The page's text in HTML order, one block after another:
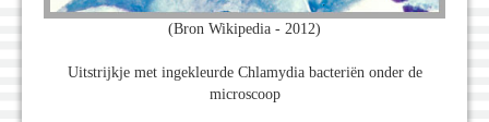
(Bron Wikipedia - 2012)
Uitstrijkje met ingekleurde Chlamydia bacteriën onder de
microscoop